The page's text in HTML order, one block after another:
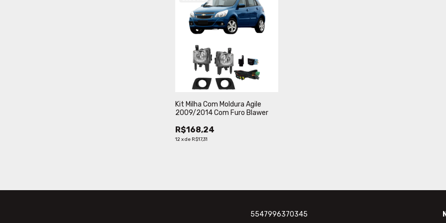
Kit Milha Com Moldura Agile
2009/2014 Com Furo Blawer
R$168,24
12xde R$17,31
5547996370345